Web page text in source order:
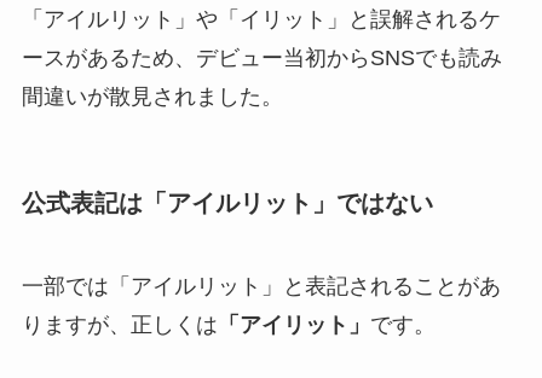
「アイルリット」や「イリット」と誤解されるケ
ースがあるため、デビュー当初からSNSでも読み
間違いが散見されました。
公式表記は「アイルリット」ではない
一部では「アイルリット」と表記されることがあ
りますが、正しくは 「アイリット」 です。